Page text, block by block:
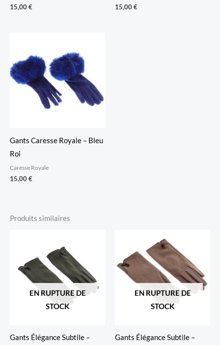
15,00€ 15,00€
Gants Caresse Royale – Bleu
Roi
Caresse Royale
15,00€
Produits similaires
EN RUPTURE DE
STOCK
Gants Élégance Subtile –
EN RUPTURE DE
STOCK
Gants Élégance Subtile –